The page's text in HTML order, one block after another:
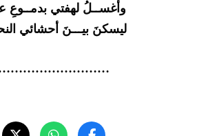
وأغســلُ لهفتي بدمــوعِ
ليسكنَ بيـــنَ أحشائي